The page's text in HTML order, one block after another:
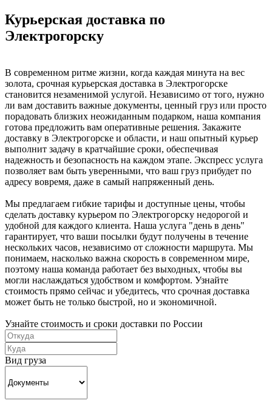
Курьерская доставка по
Электрогорску
В современном ритме жизни, когда каждая минута на вес
золота, срочная курьерская доставка в Электрогорске
становится незаменимой услугой. Независимо от того, нужно
ли вам доставить важные документы, ценный груз или просто
порадовать близких неожиданным подарком, наша компания
готова предложить вам оперативные решения. Закажите
доставку в Электрогорске и области, и наш опытный курьер
выполнит задачу в кратчайшие сроки, обеспечивая
надежность и безопасность на каждом этапе. Экспресс услуга
позволяет вам быть уверенными, что ваш груз прибудет по
адресу вовремя, даже в самый напряженный день.
Мы предлагаем гибкие тарифы и доступные цены, чтобы
сделать доставку курьером по Электрогорску недорогой и
удобной для каждого клиента. Наша услуга "день в день"
гарантирует, что ваши посылки будут получены в течение
нескольких часов, независимо от сложности маршрута. Мы
понимаем, насколько важна скорость в современном мире,
поэтому наша команда работает без выходных, чтобы вы
могли наслаждаться удобством и комфортом. Узнайте
стоимость прямо сейчас и убедитесь, что срочная доставка
может быть не только быстрой, но и экономичной.
Узнайте стоимость и сроки доставки по России
Вид груза